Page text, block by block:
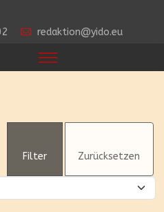
redaktion@yido.eu
Filter Zurücksetzen